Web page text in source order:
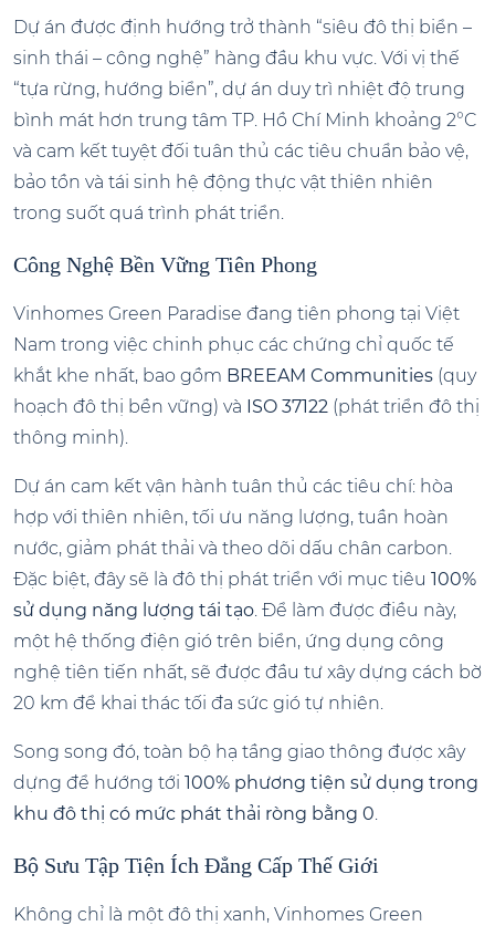
Dự án được định hướng trở thành “siêu đô thị biển –
sinh thái – công nghệ” hàng đầu khu vực. Với vị thế
“tựa rừng, hướng biển”, dự án duy trì nhiệt độ trung
bình mát hơn trung tâm TP. Hồ Chí Minh khoảng 2°C
và cam kết tuyệt đối tuân thủ các tiêu chuẩn bảo vệ,
bảo tồn và tái sinh hệ động thực vật thiên nhiên
trong suốt quá trình phát triển.
Công Nghệ Bền Vững Tiên Phong
Vinhomes Green Paradise đang tiên phong tại Việt
Nam trong việc chinh phục các chứng chỉ quốc tế
khắt khe nhất, bao gồm BREEAM Communities (quy
hoạch đô thị bền vững) và ISO 37122 (phát triển đô thị
thông minh).
Dự án cam kết vận hành tuân thủ các tiêu chí: hòa
hợp với thiên nhiên, tối ưu năng lượng, tuần hoàn
nước, giảm phát thải và theo dõi dấu chân carbon.
Đặc biệt, đây sẽ là đô thị phát triển với mục tiêu 100%
sử dụng năng lượng tái tạo. Để làm được điều này,
một hệ thống điện gió trên biển, ứng dụng công
nghệ tiên tiến nhất, sẽ được đầu tư xây dựng cách bờ
20 km để khai thác tối đa sức gió tự nhiên.
Song song đó, toàn bộ hạ tầng giao thông được xây
dựng để hướng tới 100% phương tiện sử dụng trong
khu đô thị có mức phát thải ròng bằng 0.
Bộ Sưu Tập Tiện Ích Đẳng Cấp Thế Giới
Không chỉ là một đô thị xanh, Vinhomes Green